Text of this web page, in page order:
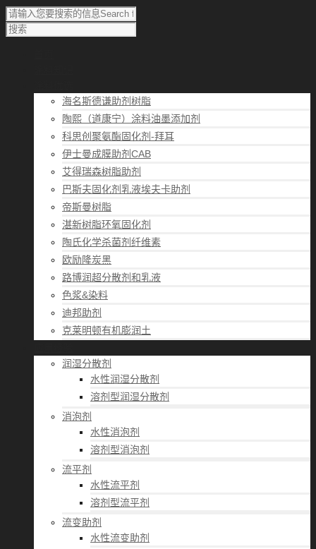
海名斯德谦助剂树脂
陶熙（道康宁）涂料油墨添加剂
科思创聚氨酯固化剂-拜耳
伊士曼成膜助剂CAB
艾得瑞森树脂助剂
巴斯夫固化剂乳液埃夫卡助剂
帝斯曼树脂
湛新树脂环氧固化剂
陶氏化学杀菌剂纤维素
欧励隆炭黑
路博润超分散剂和乳液
色浆&染料
迪邦助剂
克莱明顿有机膨润土
润湿分散剂
水性润湿分散剂
溶剂型润湿分散剂
消泡剂
水性消泡剂
溶剂型消泡剂
流平剂
水性流平剂
溶剂型流平剂
流变助剂
水性流变助剂